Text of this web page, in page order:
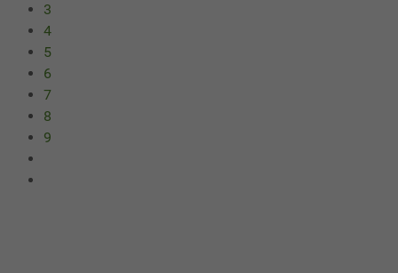
3
4
5
6
7
8
9